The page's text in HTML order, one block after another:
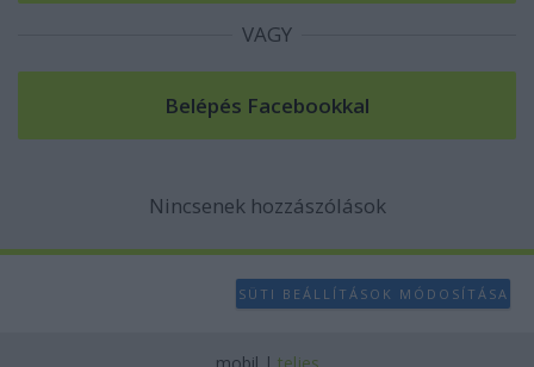
VAGY
Nincsenek hozzászólások
SÜTI BEÁLLÍTÁSOK MÓDOSÍTÁSA